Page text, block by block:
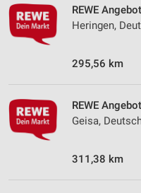
REWE
Heringen,
295,56 km
REWE
Geisa,
311,38 km
Wir nutzen Ihre Daten für
IAB-Verarbeitungszwecke:
auf einem Endgerät
Werbeanzeigen
Erstellung von Profilen für